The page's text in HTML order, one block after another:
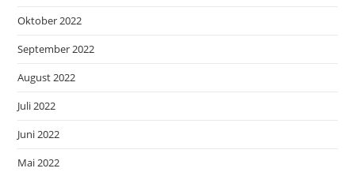
Oktober 2022
September 2022
August 2022
Juli 2022
Juni 2022
Mai 2022